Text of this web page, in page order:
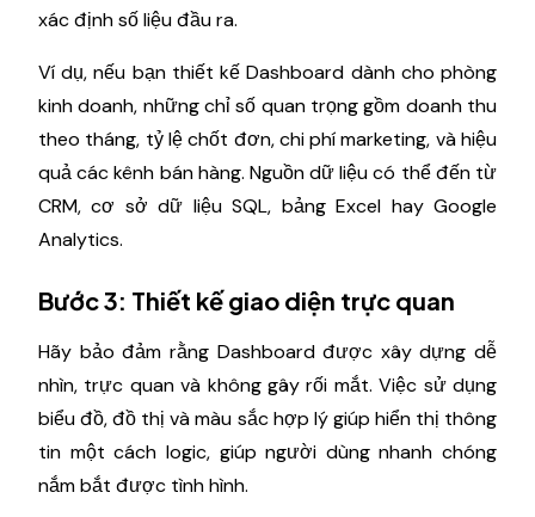
xác định số liệu đầu ra.
Ví dụ, nếu bạn thiết kế Dashboard dành cho phòng
kinh doanh, những chỉ số quan trọng gồm doanh thu
theo tháng, tỷ lệ chốt đơn, chi phí marketing, và hiệu
quả các kênh bán hàng. Nguồn dữ liệu có thể đến từ
CRM, cơ sở dữ liệu SQL, bảng Excel hay Google
Analytics.
Bước 3: Thiết kế giao diện trực quan
Hãy bảo đảm rằng Dashboard được xây dựng dễ
nhìn, trực quan và không gây rối mắt. Việc sử dụng
biểu đồ, đồ thị và màu sắc hợp lý giúp hiển thị thông
tin một cách logic, giúp người dùng nhanh chóng
nắm bắt được tình hình.